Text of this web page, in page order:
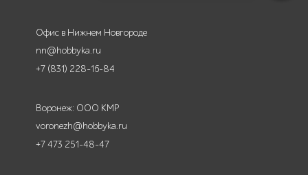
Офис в Нижнем Новгороде
nn@hobbyka.ru
+7 (831) 228-16-84
Воронеж: ООО КМР
voronezh@hobbyka.ru
+7 473 251-48-47